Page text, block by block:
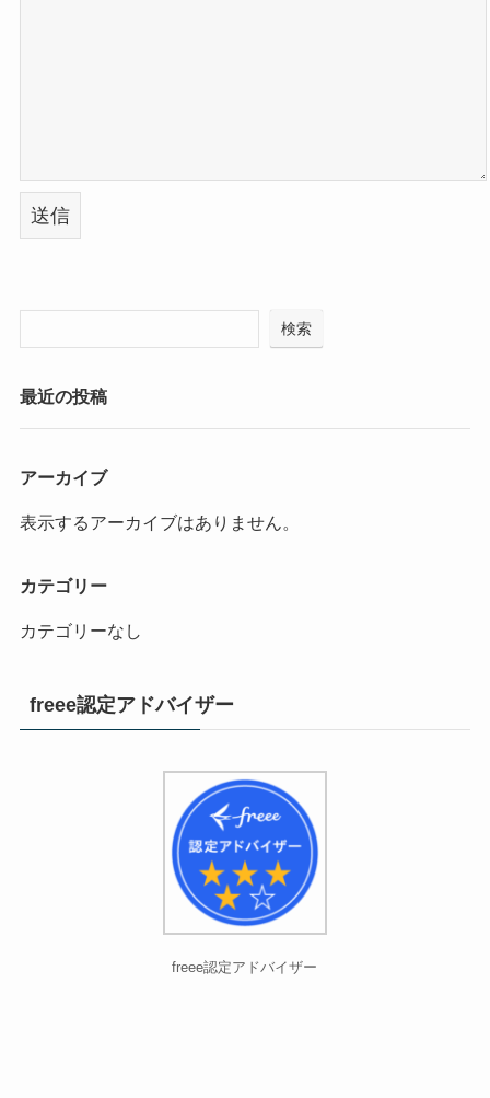
検索
最近の投稿
アーカイブ
表示するアーカイブはありません。
カテゴリー
カテゴリーなし
freee認定アドバイザー
freee認定アドバイザー